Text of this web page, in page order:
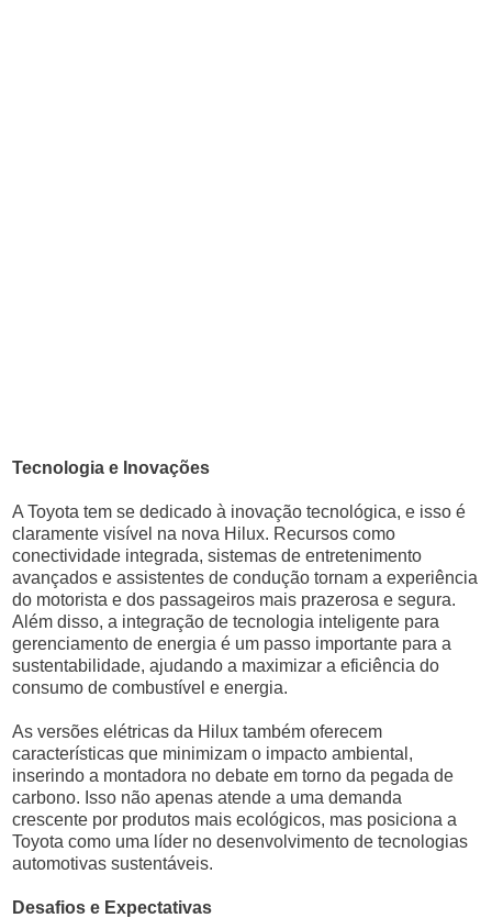
Tecnologia e Inovações
A Toyota tem se dedicado à inovação tecnológica, e isso é
claramente visível na nova Hilux. Recursos como
conectividade integrada, sistemas de entretenimento
avançados e assistentes de condução tornam a experiência
do motorista e dos passageiros mais prazerosa e segura.
Além disso, a integração de tecnologia inteligente para
gerenciamento de energia é um passo importante para a
sustentabilidade, ajudando a maximizar a eficiência do
consumo de combustível e energia.
As versões elétricas da Hilux também oferecem
características que minimizam o impacto ambiental,
inserindo a montadora no debate em torno da pegada de
carbono. Isso não apenas atende a uma demanda
crescente por produtos mais ecológicos, mas posiciona a
Toyota como uma líder no desenvolvimento de tecnologias
automotivas sustentáveis.
Desafios e Expectativas